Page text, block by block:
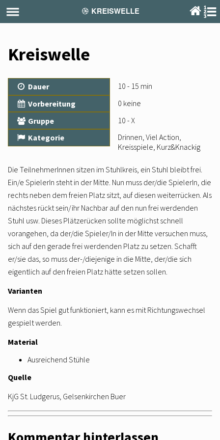
Gruppenstunde am...
Gruppenstunde am...
KREISWELLE
Kreiswelle
Dauer
10 - 15 min
Vorbereitung
0 keine
Gruppe
10 - X
Kategorie
Drinnen, Viel Action,
Kreisspiele, Kurz&Knackig
Die TeilnehmerInnen sitzen im Stuhlkreis, ein Stuhl bleibt frei.
Ein/e SpielerIn steht in der Mitte. Nun muss der/die SpielerIn, die
rechts neben dem freien Platz sitzt, auf diesen weiterrücken. Als
nächstes rückt sein/ihr Nachbar auf den nun frei werdenden
Stuhl usw. Dieses Plätzerücken sollte möglichst schnell
vorangehen, da der/die Spieler/In in der Mitte versuchen muss,
sich auf den gerade frei werdenden Platz zu setzen. Schafft
er/sie das, so muss der-/diejenige in die Mitte, der/die sich
eigentlich auf den freien Platz hätte setzen sollen.
Varianten
Wenn das Spiel gut funktioniert, kann es mit Richtungswechsel
gespielt werden.
Material
Ausreichend Stühle
Quelle
KjG St. Ludgerus, Gelsenkirchen Buer